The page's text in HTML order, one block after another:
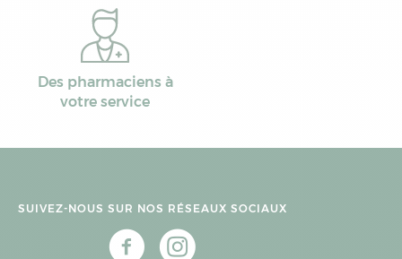
Des pharmaciens à
votre service
SUIVEZ-NOUS SUR NOS RÉSEAUX SOCIAUX